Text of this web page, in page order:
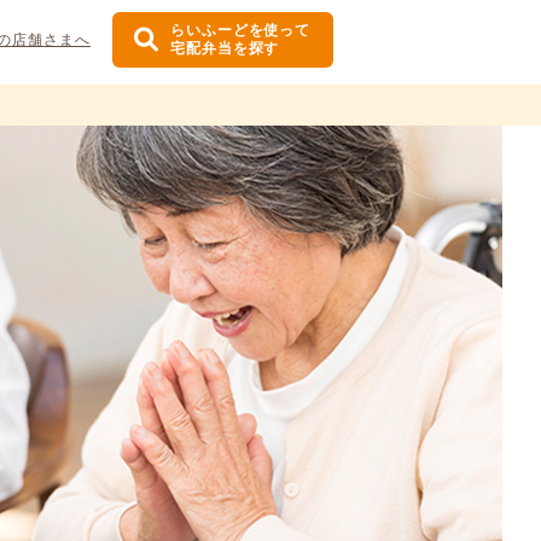
店舗さまへ
らいふーどを使って
宅配弁当を探す